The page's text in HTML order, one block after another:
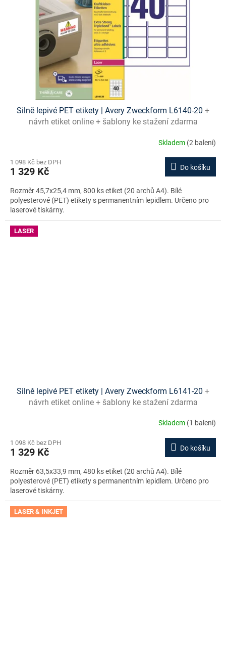
Silně lepivé PET etikety | Avery Zweckform L6140-20 +
návrh etiket online + šablony ke stažení zdarma
Skladem (2 balení)
1 098 Kč bez DPH
1 329 Kč Do košíku
Rozměr 45,7x25,4 mm, 800 ks etiket (20 archů A4). Bílé
polyesterové (PET) etikety s permanentním lepidlem. Určeno pro
laserové tiskárny.
LASER
Silně lepivé PET etikety | Avery Zweckform L6141-20 +
návrh etiket online + šablony ke stažení zdarma
Skladem (1 balení)
1 098 Kč bez DPH
1 329 Kč Do košíku
Rozměr 63,5x33,9 mm, 480 ks etiket (20 archů A4). Bílé
polyesterové (PET) etikety s permanentním lepidlem. Určeno pro
laserové tiskárny.
LASER & INKJET